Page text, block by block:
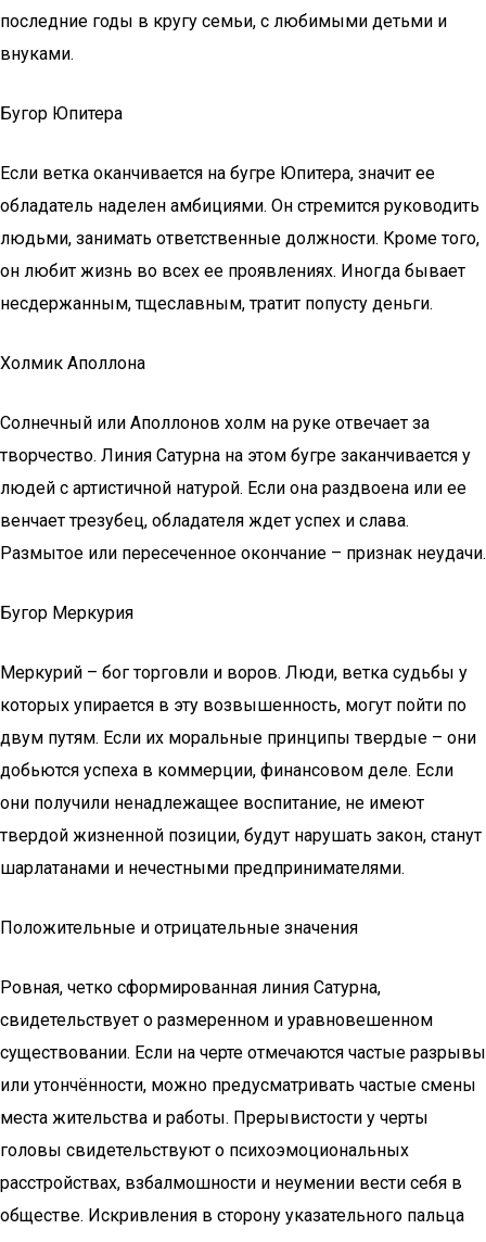
последние годы в кругу семьи, с любимыми детьми и
внуками.
Бугор Юпитера
Если ветка оканчивается на бугре Юпитера, значит ее
обладатель наделен амбициями. Он стремится руководить
людьми, занимать ответственные должности. Кроме того,
он любит жизнь во всех ее проявлениях. Иногда бывает
несдержанным, тщеславным, тратит попусту деньги.
Холмик Аполлона
Солнечный или Аполлонов холм на руке отвечает за
творчество. Линия Сатурна на этом бугре заканчивается у
людей с артистичной натурой. Если она раздвоена или ее
венчает трезубец, обладателя ждет успех и слава.
Размытое или пересеченное окончание – признак неудачи.
Бугор Меркурия
Меркурий – бог торговли и воров. Люди, ветка судьбы у
которых упирается в эту возвышенность, могут пойти по
двум путям. Если их моральные принципы твердые – они
добьются успеха в коммерции, финансовом деле. Если
они получили ненадлежащее воспитание, не имеют
твердой жизненной позиции, будут нарушать закон, станут
шарлатанами и нечестными предпринимателями.
Положительные и отрицательные значения
Ровная, четко сформированная линия Сатурна,
свидетельствует о размеренном и уравновешенном
существовании. Если на черте отмечаются частые разрывы
или утончённости, можно предусматривать частые смены
места жительства и работы. Прерывистости у черты
головы свидетельствуют о психоэмоциональных
расстройствах, взбалмошности и неумении вести себя в
обществе. Искривления в сторону указательного пальца